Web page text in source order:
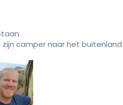
camper naar het buitenland